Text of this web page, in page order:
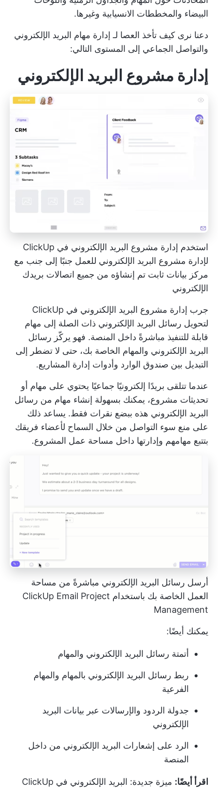
البيضاء والمخططات الانسيابية وغيرها.
دعنا نرى كيف تأخذ العصا لـ إدارة مهام البريد الإلكتروني
والتواصل الجماعي إلى المستوى التالي:
إدارة مشروع البريد الإلكتروني
استخدم إدارة مشروع البريد الإلكتروني في ClickUp
لإدارة مشروع البريد الإلكتروني للعمل جنبًا إلى جنب مع
مركز بيانات ثابت تم إنشاؤه من جميع اتصالات بريدك
الإلكتروني
جرب إدارة مشروع البريد الإلكتروني في ClickUp
لتحويل رسائل البريد الإلكتروني ذات الصلة إلى مهام
قابلة للتنفيذ مباشرةً داخل المنصة. فهو يركّز رسائل
البريد الإلكتروني والمهام الخاصة بك، حتى لا تضطر إلى
التبديل بين صندوق الوارد وأدوات إدارة المشاريع.
عندما تتلقى بريدًا إلكترونيًا جماعيًا يحتوي على مهام أو
تحديثات مشروع، يمكنك بسهولة إنشاء مهام من رسائل
البريد الإلكتروني هذه ببضع نقرات فقط. يساعد ذلك
على منع سوء التواصل من خلال السماح لأعضاء فريقك
بتتبع مهامهم وإدارتها داخل مساحة عمل المشروع.
أرسل رسائل البريد الإلكتروني مباشرةً من مساحة
العمل الخاصة بك باستخدام ClickUp Email Project
Management
يمكنك أيضًا:
أتمتة رسائل البريد الإلكتروني والمهام
ربط رسائل البريد الإلكتروني بالمهام والمهام
الفرعية
جدولة الردود والإرسالات عبر بيانات البريد
الإلكتروني
الرد على إشعارات البريد الإلكتروني من داخل
المنصة
اقرأ أيضًا: ميزة جديدة: البريد الإلكتروني في ClickUp